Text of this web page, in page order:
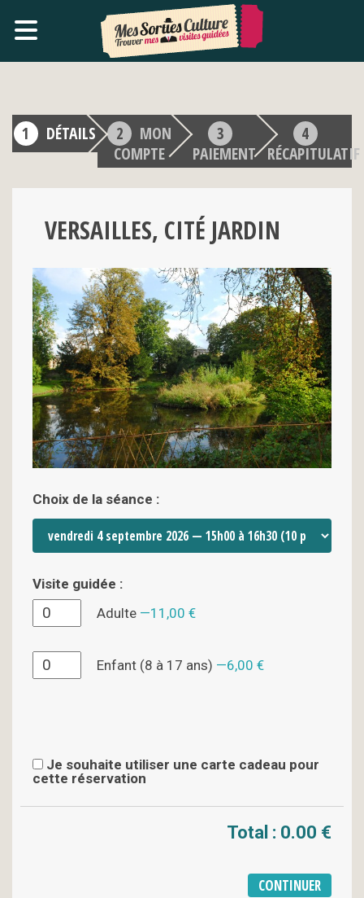
DÉTAILS
MON
COMPTE
PAIEMENT RÉCAPITULATIF
VERSAILLES, CITÉ JARDIN
Choix de la séance :
Visite guidée :
Adulte
11,00 €
Enfant (8 à 17 ans) 6,00 €
Je souhaite utiliser une carte cadeau pour
cette réservation
Total : 0.00 €